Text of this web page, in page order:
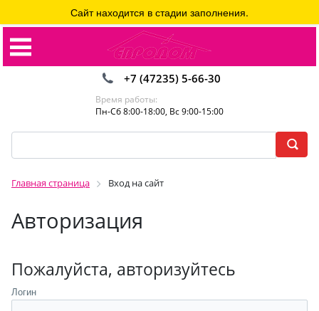
+7 (47235) 5-66-30
Время работы:
Пн-Сб 8:00-18:00, Вс 9:00-15:00
Главная страница Вход на сайт
Авторизация
Сайт находится в стадии заполнения.
Пожалуйста, авторизуйтесь
Логин